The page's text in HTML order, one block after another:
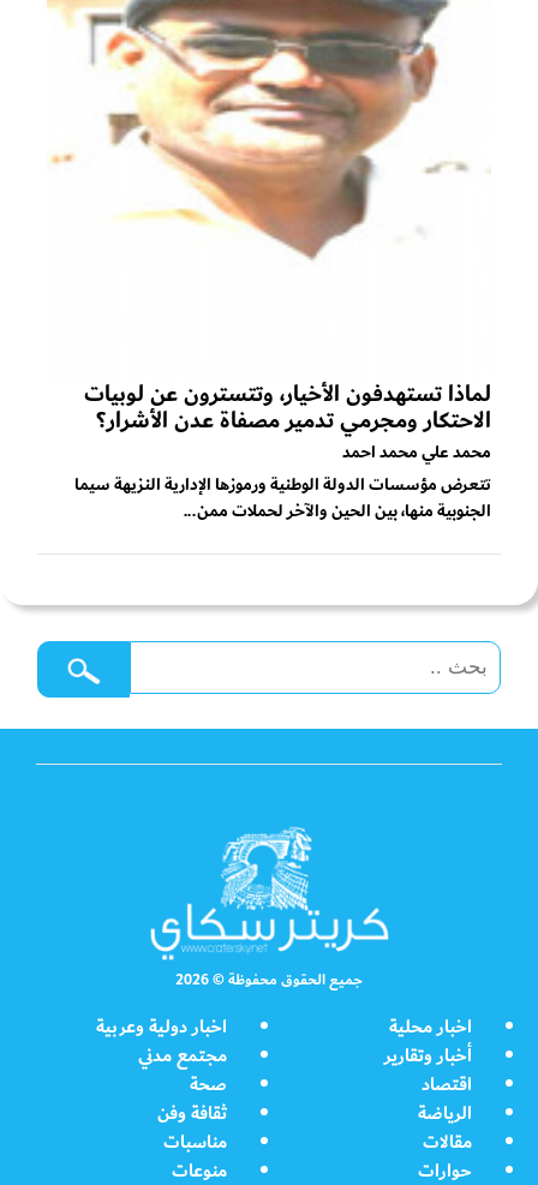
لماذا تستهدفون الأخيار، وتتسترون عن لوبيات
الاحتكار ومجرمي تدمير مصفاة عدن الأشرار؟
محمد علي محمد احمد
تتعرض مؤسسات الدولة الوطنية ورموزها الإدارية النزيهة سيما
الجنوبية منها، بين الحين والآخر لحملات ممن...
جميع الحقوق محفوظة © 2026
اخبار محلية
اخبار دولية وعربية
أخبار وتقارير
مجتمع مدني
اقتصاد
صحة
الرياضة
ثقافة وفن
مقالات
مناسبات
حوارات
منوعات